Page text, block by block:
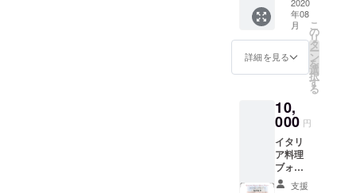
使用期
間２０
９月１
日から
月末日
まで
けま
す。 ＊
他の食
事券や
クーポ
可 ＊
パー
コース
の御利
用は仕
入れの
合はお
釣りが
発生致
しませ
んので
所持し
ていた
だいて
いる食
事券以
上の御
食事代
食事券
8,000円
の御食
事券を
発送さ
せて頂
きま
当店で
のお食
事代と
してご
利用い
ただけ
ます。
年08
月
詳細を見る
こ
の
リ
タ
ー
ン
を
選
択
す
る
10,
000 円
イタリ
ア料理
ブォー
ナフォ
支援